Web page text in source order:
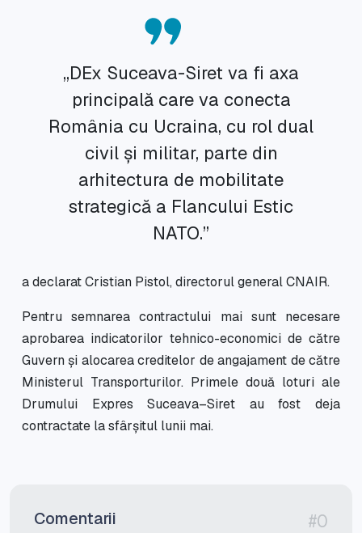
„DEx Suceava-Siret va fi axa
principală care va conecta
România cu Ucraina, cu rol dual
civil și militar, parte din
arhitectura de mobilitate
strategică a Flancului Estic
NATO.”
a declarat Cristian Pistol, directorul general CNAIR.
Pentru semnarea contractului mai sunt necesare
aprobarea indicatorilor tehnico-economici de către
Guvern și alocarea creditelor de angajament de către
Ministerul Transporturilor. Primele două loturi ale
Drumului Expres Suceava–Siret au fost deja
contractate la sfârșitul lunii mai.
Comentarii #0